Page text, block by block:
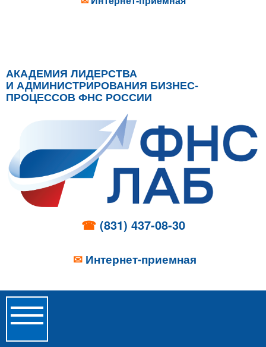
АКАДЕМИЯ ЛИДЕРСТВА
И АДМИНИСТРИРОВАНИЯ БИЗНЕС-
ПРОЦЕССОВ ФНС РОССИИ
☎ (831) 437-08-30
✉ Интернет-приемная
Toggle
Navigation